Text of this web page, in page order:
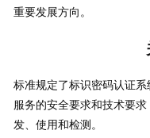
重要发展方向。
标准规定了标识密码认证
服务的安全要求和技术要
发、使用和检测。